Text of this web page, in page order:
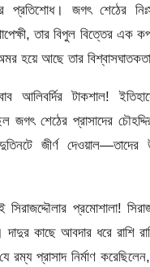
প্রতিশোধ। জগৎ শেঠের
তার বিপুল বিত্তের এক
হয়ে আছে তার
আলিবর্দির টাকশাল!
জগৎ শেঠের প্রাসাদের
জীর্ণ দেওয়াল—তাদের
প্রমোশালা!
দাদুর কাছে আবদার ধরে রাশি
রম্য প্রাসাদ নির্মাণ